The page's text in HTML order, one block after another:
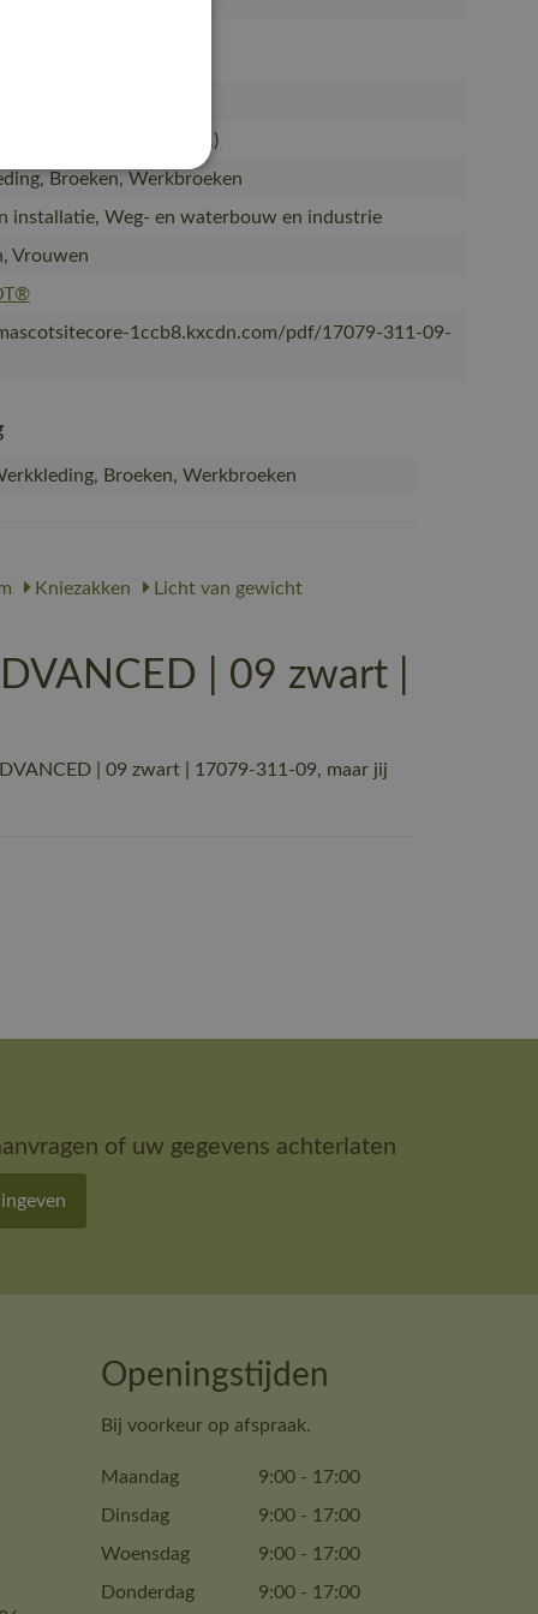
09
8% elastaan (311)
Broeken, Werkbroeken
installatie, Weg- en waterbouw en industrie
Vrouwen
1ccb8.kxcdn.com/pdf/17079-311-09-
Broeken, Werkbroeken
Kniezakken
Licht van gewicht
| 09 zwart |
| 09 zwart | 17079-311-09, maar jij
of uw gegevens achterlaten
Openingstijden
Bij voorkeur op afspraak.
Maandag 9:00 - 17:00
Dinsdag
9:00 - 17:00
Woensdag
9:00 - 17:00
Donderdag
9:00 - 17:00